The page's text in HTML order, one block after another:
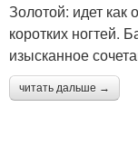
Золотой: идет как
коротких ногтей.
изысканное
читать дальше →